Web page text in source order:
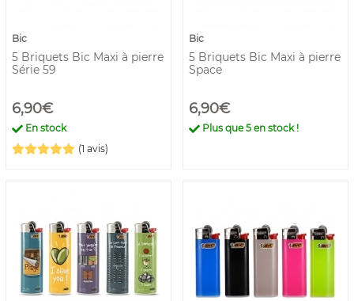
Bic
5 Briquets Bic Maxi à pierre
Série 59
6,90€
En stock
(1 avis)
Bic
5 Briquets Bic Maxi à pierre
Space
6,90€
Plus que5 en stock !